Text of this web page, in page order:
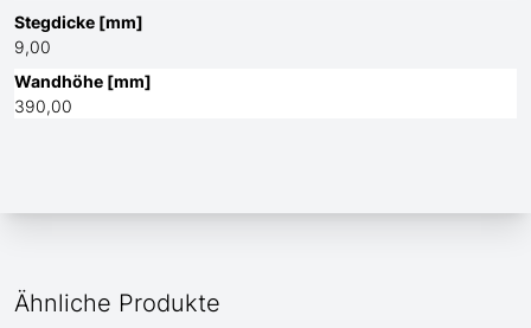
Stegdicke [mm]
9,00
Wandhöhe [mm]
390,00
Ähnliche Produkte